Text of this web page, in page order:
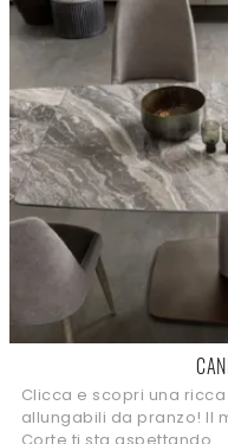
Clicca e scopri una
allungabili da pranzo! Il